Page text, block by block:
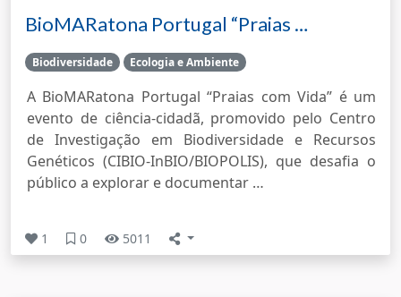
BioMARatona Portugal “Praias …
Biodiversidade Ecologia e Ambiente
A BioMARatona Portugal “Praias com Vida” é um
evento de ciência-cidadã, promovido pelo Centro
de Investigação em Biodiversidade e Recursos
Genéticos (CIBIO-InBIO/BIOPOLIS), que desafia o
público a explorar e documentar …
1 0 5011